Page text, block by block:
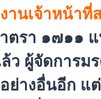
านเจ้าหน้าที่
ตรา ๑๗๑๑
ว ผู้จัดการม
ย่างอื่นอีก แ